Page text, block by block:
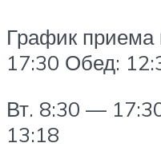
График
17:30 Обед:
Вт. 8:30 —
13:18